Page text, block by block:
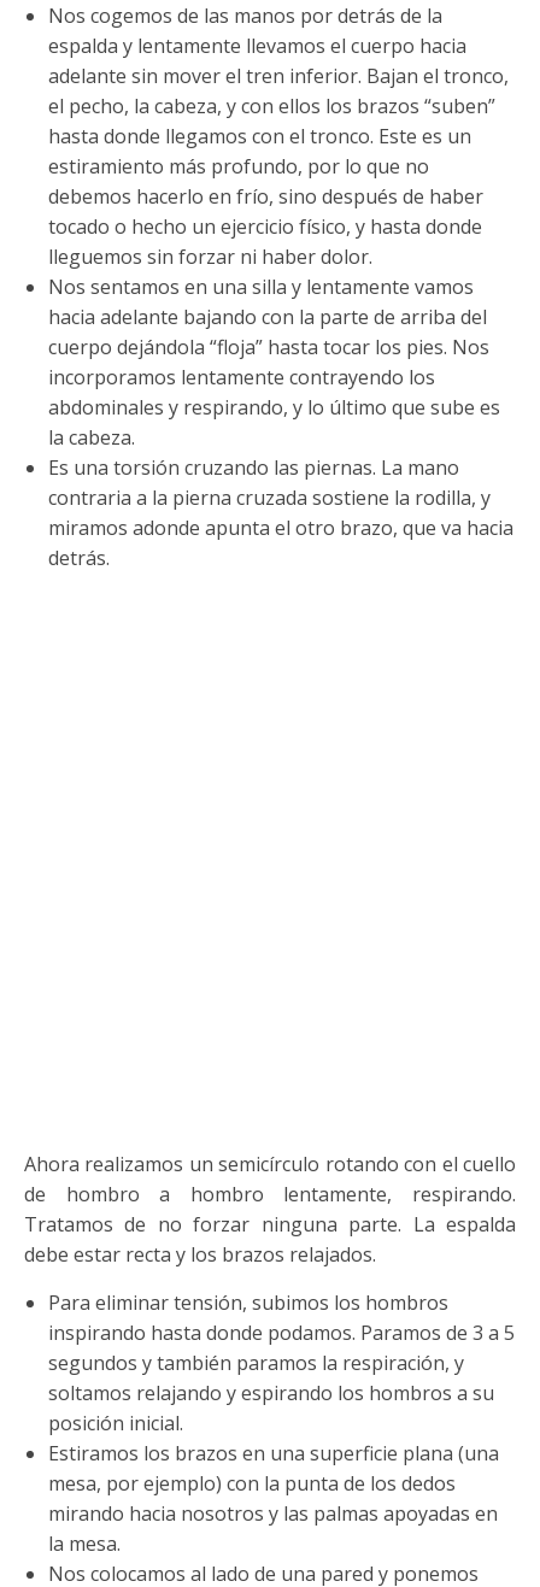
Nos cogemos de las manos por detrás de la
espalda y lentamente llevamos el cuerpo hacia
adelante sin mover el tren inferior. Bajan el tronco,
el pecho, la cabeza, y con ellos los brazos “suben”
hasta donde llegamos con el tronco. Este es un
estiramiento más profundo, por lo que no
debemos hacerlo en frío, sino después de haber
tocado o hecho un ejercicio físico, y hasta donde
lleguemos sin forzar ni haber dolor.
Nos sentamos en una silla y lentamente vamos
hacia adelante bajando con la parte de arriba del
cuerpo dejándola “floja” hasta tocar los pies. Nos
incorporamos lentamente contrayendo los
abdominales y respirando, y lo último que sube es
la cabeza.
Es una torsión cruzando las piernas. La mano
contraria a la pierna cruzada sostiene la rodilla, y
miramos adonde apunta el otro brazo, que va hacia
detrás.
Ahora realizamos un semicírculo rotando con el cuello
de hombro a hombro lentamente, respirando.
Tratamos de no forzar ninguna parte. La espalda
debe estar recta y los brazos relajados.
Para eliminar tensión, subimos los hombros
inspirando hasta donde podamos. Paramos de 3 a 5
segundos y también paramos la respiración, y
soltamos relajando y espirando los hombros a su
posición inicial.
Estiramos los brazos en una superficie plana (una
mesa, por ejemplo) con la punta de los dedos
mirando hacia nosotros y las palmas apoyadas en
la mesa.
Nos colocamos al lado de una pared y ponemos